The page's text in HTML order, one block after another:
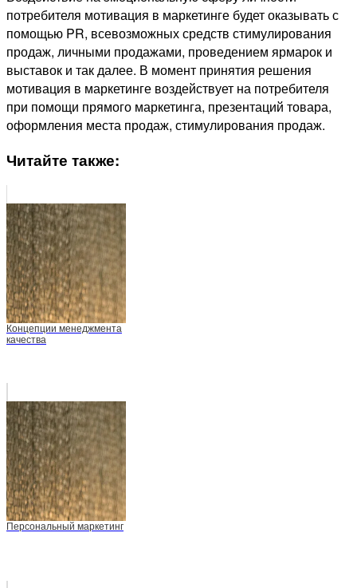
потребителя мотивация в маркетинге будет оказывать с
помощью PR, всевозможных средств стимулирования
продаж, личными продажами, проведением ярмарок и
выставок и так далее. В момент принятия решения
мотивация в маркетинге воздействует на потребителя
при помощи прямого маркетинга, презентаций товара,
оформления места продаж, стимулирования продаж.
Читайте также:
Концепции менеджмента
качества
Персональный маркетинг